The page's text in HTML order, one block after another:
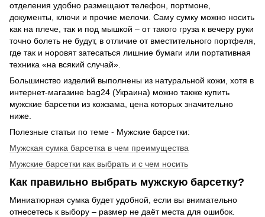
отделения удобно размещают телефон, портмоне,
документы, ключи и прочие мелочи. Саму сумку можно носить
как на плече, так и под мышкой – от такого груза к вечеру руки
точно болеть не будут, в отличие от вместительного портфеля,
где так и норовят затесаться лишние бумаги или портативная
техника «на всякий случай».
Большинство изделий выполнены из натуральной кожи, хотя в
интернет-магазине bag24 (Украина) можно также купить
мужские барсетки из кожзама, цена которых значительно
ниже.
Полезные статьи по теме - Мужские барсетки:
Мужская сумка барсетка в чем преимущества
Мужские барсетки как выбрать и с чем носить
Как правильно выбрать мужскую барсетку?
Миниатюрная сумка будет удобной, если вы внимательно
отнесетесь к выбору – размер не даёт места для ошибок.